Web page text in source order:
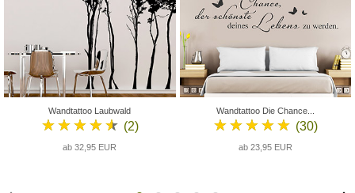
Wandtattoo Laubwald
★★★★★ (2)
ab 32,95 EUR
Wandtattoo Die Chance...
★★★★★ (30)
ab 23,95 EUR